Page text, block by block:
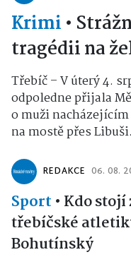
Krimi •
tragédii na
Třebíč – V úterý 4.
odpoledne přijala
o muži
na mostě přes
REDAKCE 06. 08.
Sport • Kdo stojí
třebíčské
Bohutínský